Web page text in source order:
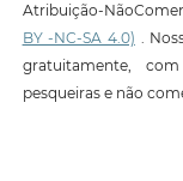
Atribuição-
BY -NC-SA 4.0) .
gratuitamente,
pesqueiras e não